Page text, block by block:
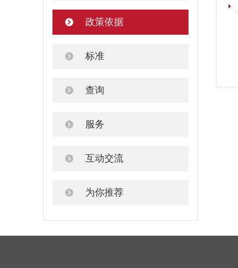
政策依据
标准
查询
服务
互动交流
为你推荐